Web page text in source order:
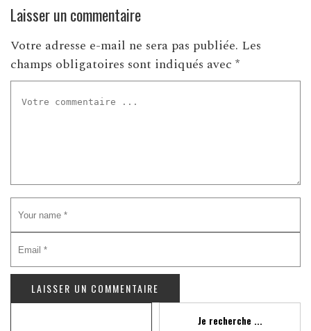
Laisser un commentaire
Votre adresse e-mail ne sera pas publiée. Les
champs obligatoires sont indiqués avec *
Je recherche ...